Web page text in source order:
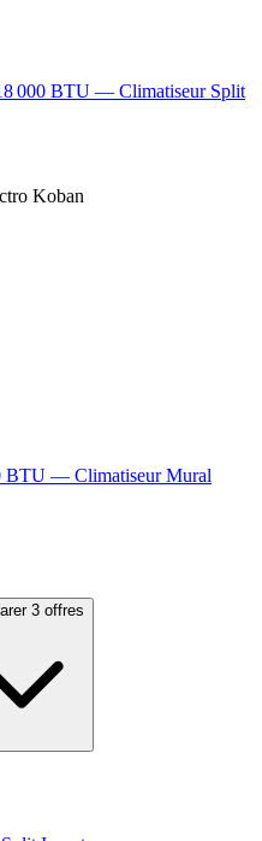
000 BTU — Climatiseur Split
Koban
BTU — Climatiseur Mural
3 offres